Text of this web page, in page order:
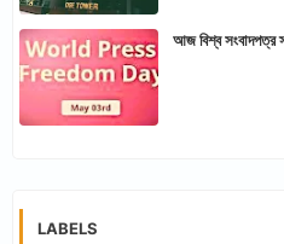
আজ বিশ্ব সংবাদপত্র
LABELS